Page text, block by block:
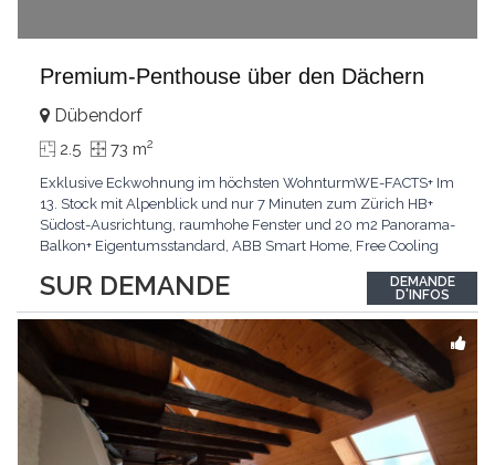
Premium-Penthouse über den Dächern
SUR DEMANDE
Dübendorf
2.5 73 m2
Exklusive Eckwohnung im höchsten WohnturmWE-FACTS+ Im
13. Stock mit Alpenblick und nur 7 Minuten zum Zürich HB+
Südost-Ausrichtung, raumhohe Fenster und 20 m2 Panorama-
Balkon+ Eigentumsstandard, ABB Smart Home, Free Cooling
Sinn für LuxusKLARTEXT: Hier erleben Sie lichtdurchflutetes
Wohnen der Extraklasse.Interessiert? JETZT anrufen:...
DEMANDE
D'INFOS